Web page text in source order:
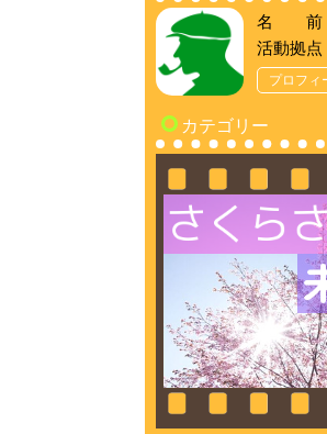
名 前：
活動拠点
プロフィ
カテゴリー